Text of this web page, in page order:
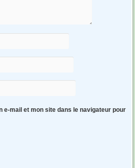
e-mail et mon site dans le navigateur pour